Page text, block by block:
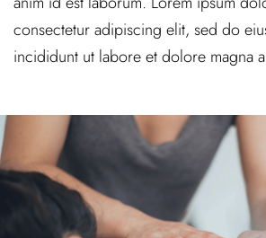
consectetur adipiscing elit, sed do
incididunt ut labore et dolore magna